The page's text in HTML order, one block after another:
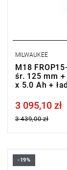
MILWAUKEE
M18
śr. 125 mm
x 5.0 Ah +
Price tax included
3 095,10 zł
3 439,00 zł
Bardzo
-19%